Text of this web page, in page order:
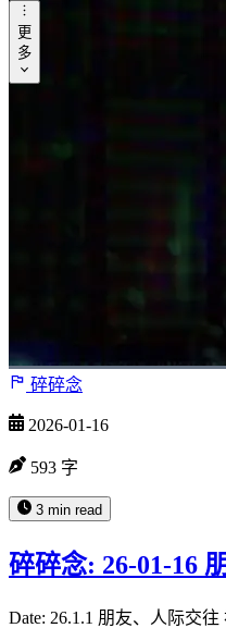
归
档
更
多
记
录 碎碎念
2026-01-16
593 字
3 min read
碎碎念: 26-01-16
Date: 26.1.1 朋友、人际交